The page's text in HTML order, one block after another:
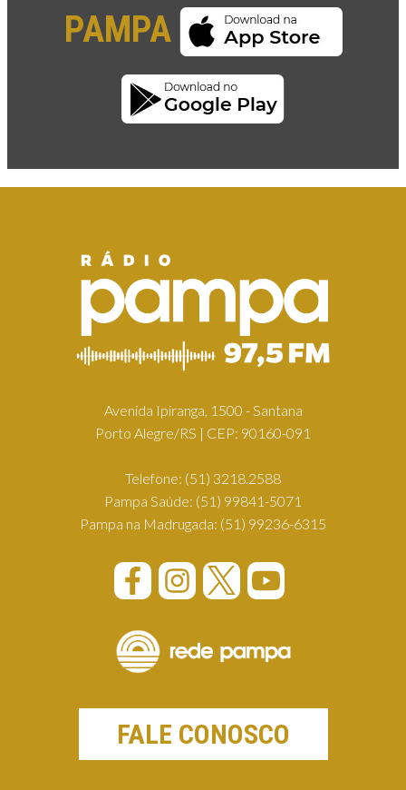
PAMPA
Avenida Ipiranga, 1500 - Santana
Porto Alegre/RS | CEP: 90160-091
Telefone: (51) 3218.2588
Pampa Saúde: (51) 99841-5071
Pampa na Madrugada: (51) 99236-6315
FALE CONOSCO